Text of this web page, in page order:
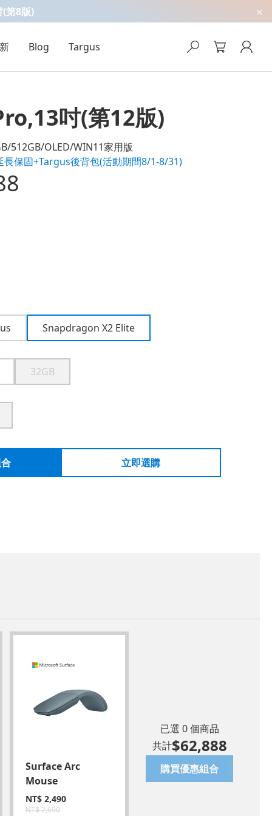
第8版)
Blog Targus
吋(第12版)
512GB/OLED/WIN11家用版
長保固+Targus後背包(活動期間8/1-8/31)
Snapdragon X2 Elite
32GB
立即選購
Surface Arc
Mouse
NT$ 2,490
NT$2,690
Microsoft 365 個人
版-一年序號卡(加購)
已選 0個商品
共計$62,888
購買優惠組合